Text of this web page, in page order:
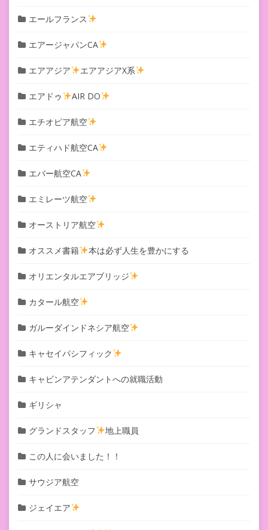
エールフランス
エアージャパンCA
エアアジア エアアジアX系
エアドゥ AIR DO
エチオピア航空
エティハド航空CA
エバー航空CA
エミレーツ航空
オーストリア航空
オススメ書籍 本は必ず人生を豊かにする
オリエンタルエアブリッジ
カタール航空
ガルーダインドネシア航空
キャセイパシフィック
キャビンアテンダントへの就職活動
ギリシャ
グランドスタッフ 地上職員
この人に会いました！！
サウジア航空
ジェイエア